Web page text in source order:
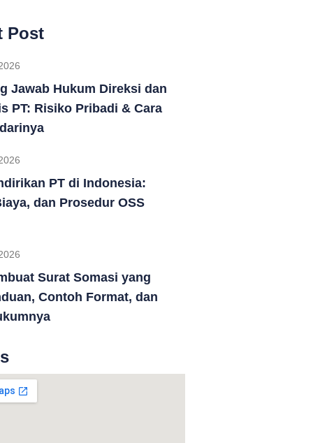
Post
Jawab Hukum Direksi dan
PT: Risiko Pribadi & Cara
PT di Indonesia:
dan Prosedur OSS
Surat Somasi yang
Contoh Format, dan